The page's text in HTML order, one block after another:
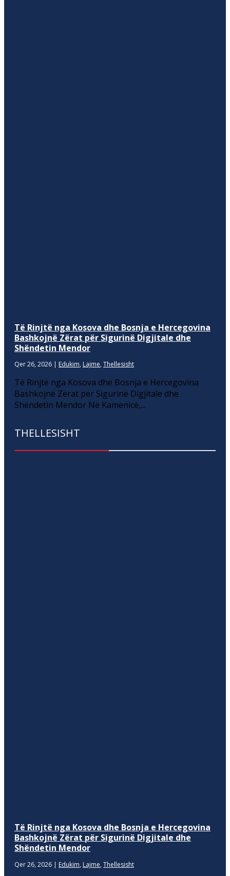
Të Rinjtë nga Kosova dhe Bosnja e Hercegovina
Bashkojnë Zërat për Sigurinë Digjitale dhe
Shëndetin Mendor
Qer 26, 2026 | Edukim, Lajme, Thellesisht
Të Rinjtë nga Kosova dhe Bosnja e Hercegovina
Bashkojnë Zërat për Sigurinë Digjitale dhe
Shëndetin Mendor Në Kamenicë,...
THELLESISHT
Të Rinjtë nga Kosova dhe Bosnja e Hercegovina
Bashkojnë Zërat për Sigurinë Digjitale dhe
Shëndetin Mendor
Qer 26, 2026 | Edukim, Lajme, Thellesisht